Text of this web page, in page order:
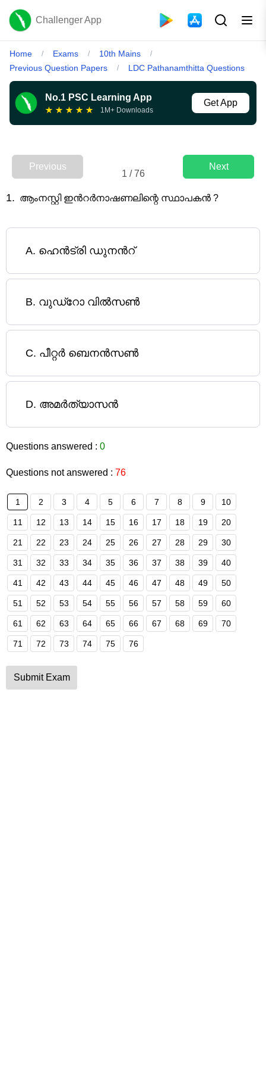
Challenger App
Home / Exams / 10th Mains /
Previous Question Papers / LDC Pathanamthitta Questions
No.1 PSC Learning App
★ ★ ★ ★ ★ 1M+ Downloads
Get App
Previous
1 /76
Next
1. ആംനസ്റ്റി ഇന്‍റര്‍നാഷണലിന്റെ സ്ഥാപകന്‍ ?
A. ഹെന്‍ട്രി ഡുനന്‍റ്
B. വുഡ്റോ വില്‍സണ്‍
C. പീറ്റര്‍ ബെനൻസൺ
D. അമര്‍ത്യാസന്‍
Questions answered : 0
Questions not answered : 76
1 2 3 4 5 6 7 8 9 10
11 12 13 14 15 16 17 18 19 20
21 22 23 24 25 26 27 28 29 30
31 32 33 34 35 36 37 38 39 40
41 42 43 44 45 46 47 48 49 50
51 52 53 54 55 56 57 58 59 60
61 62 63 64 65 66 67 68 69 70
71 72 73 74 75 76
Submit Exam